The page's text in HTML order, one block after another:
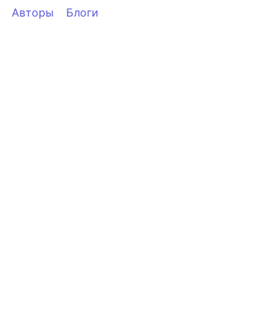
Авторы Блоги